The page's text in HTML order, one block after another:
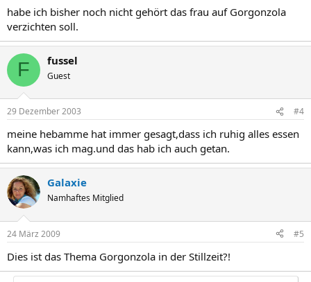
habe ich bisher noch nicht gehört das frau auf Gorgonzola
verzichten soll.
F fussel
Guest
29 Dezember 2003 #4
meine hebamme hat immer gesagt,dass ich ruhig alles essen
kann,was ich mag.und das hab ich auch getan.
Galaxie
Namhaftes Mitglied
24 März 2009 #5
Dies ist das Thema Gorgonzola in der Stillzeit?!